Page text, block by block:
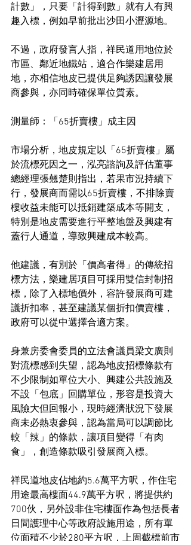
計數」，只要「計得到數」就有人有興
趣入標，例如早前批出沙田小瀝源地。
不過，政府發言人指，祥民道用地位於
市區、鄰近地鐵站，適合作樂建居用
地，亦相信地皮已提供足夠誘因讓發展
商參與，亦同時確保單位質素。
測量師：「65折賣樓」成主因
市場分析，地皮規定以「65折賣樓」屬
於流標死因之一，泓亮諮詢及評估董事
總經理張翹楚則指出，若果市況持續下
行，發展商而需以65折賣樓，不排除賣
樓收益未能可以抵銷建築成本等開支，
特別是地皮需要進行平整地盤及興建有
蓋行人通道，導致興建成本較高。
他建議，有別於「價高者得」的傳統招
標方法，樂建居項目可採用雙信封制招
標，除了入標地價外，容許發展商可建
議折扣率，甚至建議某個折扣價賣樓，
政府可以從中選擇合適方案。
身兼房委會委員的立法會議員梁文廣則
對流標感到失望，認為地皮招標條款有
不少限制如單位大小、興建公共設施及
不設「包底」回購單位，形容是投資大
風險大但回報小，現時經濟狀況下發展
商未必熱衷參與，認為當局可以調節比
較「辣」的條款，讓項目變得「有肉
食」，創造條款吸引發展商入標。
祥民道地皮佔地約5.6萬平方呎，作住宅
用途最高樓面44.9萬平方呎，將提供約
700伙，另外設非住宅樓面作為包括長者
日間護理中心等政府設施用途，所有單
位面積不少於280平方呎，上周截標前市